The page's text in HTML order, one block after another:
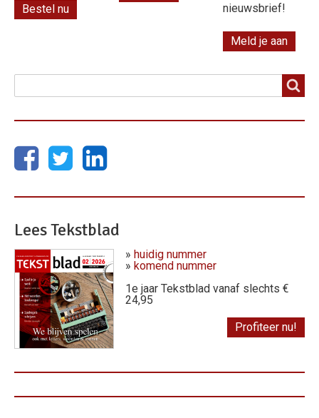
Bestel nu
nieuwsbrief!
Meld je aan
Lees Tekstblad
» huidig nummer
» komend nummer
1e jaar Tekstblad vanaf slechts €
24,95
Profiteer nu!